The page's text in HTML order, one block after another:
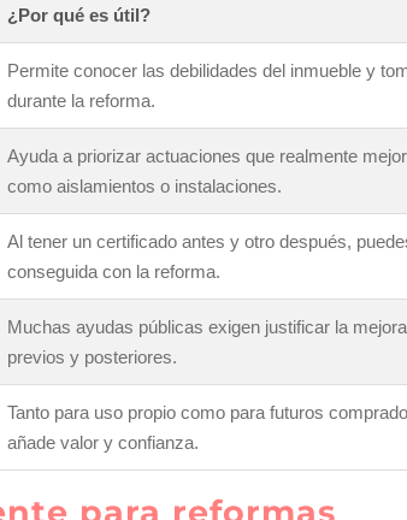
¿Por qué es útil?
Permite conocer las debilidades del inmueble y
durante la reforma.
Ayuda a priorizar actuaciones que realmente
como aislamientos o instalaciones.
Al tener un certificado antes y otro después,
conseguida con la reforma.
Muchas ayudas públicas exigen justificar la
previos y posteriores.
Tanto para uso propio como para futuros
añade valor y confianza.